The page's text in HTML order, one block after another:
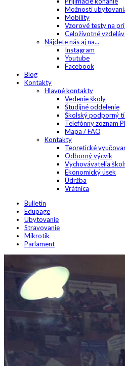
Možnosti
Mobility
Vzorové testy na
Celoživotné
Nájdete nás aj na...
Instagram
Youtube
Facebook
Blog
Kontakty
Hlavné kontakty
Vedenie školy
Študijné oddelenie
Školský podporný
Telefónny zoznam
Mapa / FAQ
Kontakty
Teoretické
Odborný výcvik
Vychovávatelia
Ekonomický úsek
Údržba
Vrátnica
Bulletin
Edupage
Ubytovanie
Stravovanie
Mikrotik
Parlament